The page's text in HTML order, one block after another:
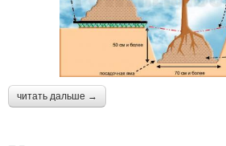
читать дальше →